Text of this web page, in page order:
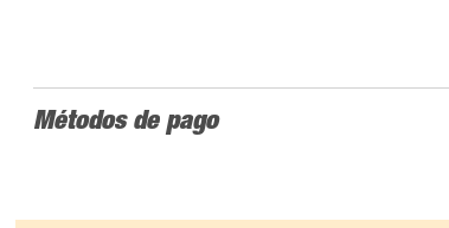
Métodos de pago